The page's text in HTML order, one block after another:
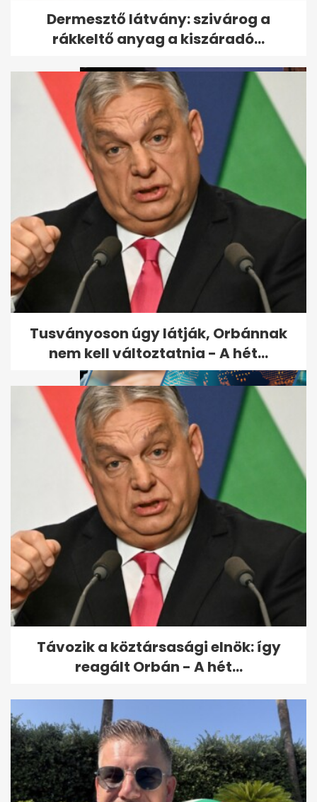
Megszökött a több száz állatot
brutálisan megkínzó nő
Robbanás után hatalmas tűz a
Soroksári úton
Kiderült, hogyan végzett
gyilkosa a Budapesten eltűnt
amerikai...
Dermesztő látvány: szivárog a
rákkeltő anyag a kiszáradó...
Tusványoson úgy látják, Orbánnak
nem kell változtatnia - A hét...
Távozik a köztársasági elnök: így
reagált Orbán - A hét...